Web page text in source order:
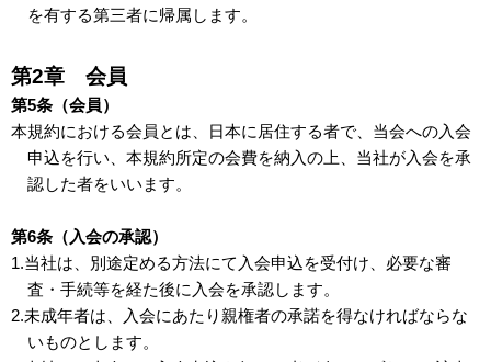
を有する第三者に帰属します。
第2章 会員
第5条（会員）
本規約における会員とは、日本に居住する者で、当会への入会
申込を行い、本規約所定の会費を納入の上、当社が入会を承
認した者をいいます。
第6条（入会の承認）
1.当社は、別途定める方法にて入会申込を受付け、必要な審
査・手続等を経た後に入会を承認します。
2.未成年者は、入会にあたり親権者の承諾を得なければならな
いものとします。